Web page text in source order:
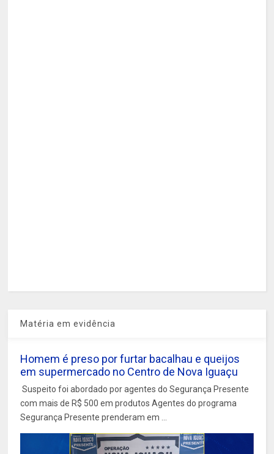
Matéria em evidência
Homem é preso por furtar bacalhau e queijos
em supermercado no Centro de Nova Iguaçu
Suspeito foi abordado por agentes do Segurança Presente
com mais de R$ 500 em produtos Agentes do programa
Segurança Presente prenderam em ...